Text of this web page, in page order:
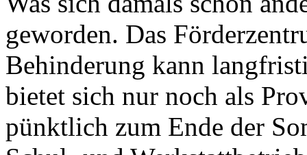
geworden. Das
Behinderung kann
bietet sich nur noch als
pünktlich zum Ende der